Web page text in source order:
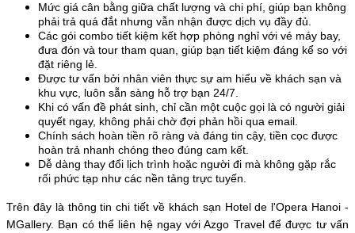
Mức giá cân bằng giữa chất lượng và chi phí, giúp bạn không
phải trả quá đắt nhưng vẫn nhận được dịch vụ đầy đủ.
Các gói combo tiết kiệm kết hợp phòng nghỉ với vé máy bay,
đưa đón và tour tham quan, giúp bạn tiết kiệm đáng kể so với
đặt riêng lẻ.
Được tư vấn bởi nhân viên thực sự am hiểu về khách sạn và
khu vực, luôn sẵn sàng hỗ trợ bạn 24/7.
Khi có vấn đề phát sinh, chỉ cần một cuộc gọi là có người giải
quyết ngay, không phải chờ đợi phản hồi qua email.
Chính sách hoàn tiền rõ ràng và đáng tin cậy, tiền cọc được
hoàn trả nhanh chóng theo đúng cam kết.
Dễ dàng thay đổi lịch trình hoặc người đi mà không gặp rắc
rối phức tạp như các nền tảng trực tuyến.
Trên đây là thông tin chi tiết về khách sạn Hotel de l'Opera Hanoi -
MGallery. Bạn có thể liên hệ ngay với Azgo Travel để được tư vấn